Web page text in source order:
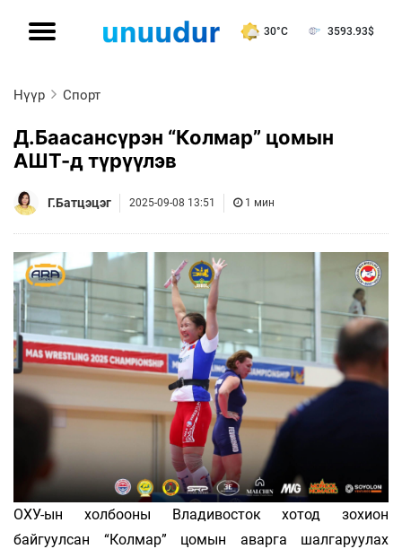
30°C 3593.93$
Нүүр Спорт
Д.Баасансүрэн “Колмар” цомын
АШТ-д түрүүлэв
Г.Батцэцэг 2025-09-08 13:51 1 мин
ОХУ-ын холбооны Владивосток хотод зохион
байгуулсан “Колмар” цомын аварга шалгаруулах